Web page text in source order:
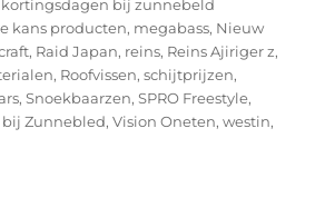
kortingsdagen bij zunnebeld
kans producten, megabass, Nieuw
, Raid Japan, reins, Reins Ajiriger z,
, Roofvissen,schijtprijzen,
,Snoekbaarzen,SPRO Freestyle,
Zunnebled,Vision Oneten,westin,